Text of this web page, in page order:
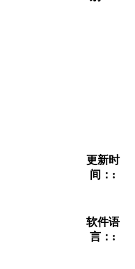
更新时
间：:
软件语
言：: